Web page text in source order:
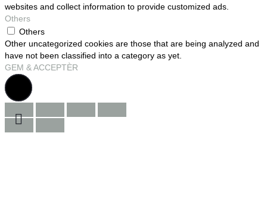
websites and collect information to provide customized ads.
Others
Others
Other uncategorized cookies are those that are being analyzed and
have not been classified into a category as yet.
GEM & ACCEPTÈR